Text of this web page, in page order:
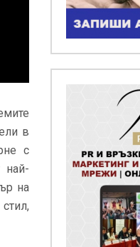
в
с
най-
на